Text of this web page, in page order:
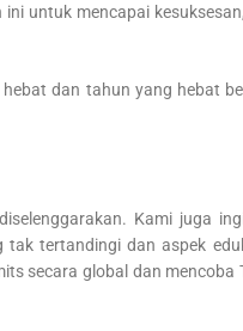
untuk mencapai
dan tahun yang hebat
Kami juga
tertandingi dan aspek
secara global dan